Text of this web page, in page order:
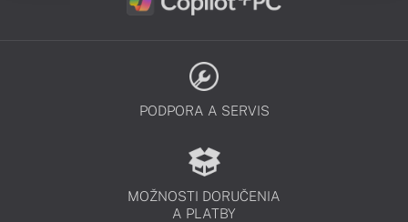
PODPORA A SERVIS
MOŽNOSTI DORUČENIA
A PLATBY